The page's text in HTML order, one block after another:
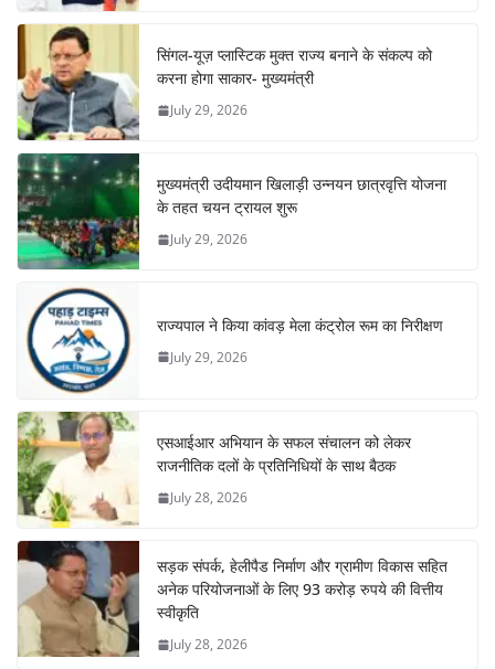
सिंगल-यूज़ प्लास्टिक मुक्त राज्य बनाने के संकल्प को
करना होगा साकार- मुख्यमंत्री
July 29, 2026
मुख्यमंत्री उदीयमान खिलाड़ी उन्नयन छात्रवृत्ति योजना
के तहत चयन ट्रायल शुरू
July 29, 2026
राज्यपाल ने किया कांवड़ मेला कंट्रोल रूम का निरीक्षण
July 29, 2026
एसआईआर अभियान के सफल संचालन को लेकर
राजनीतिक दलों के प्रतिनिधियों के साथ बैठक
July 28, 2026
सड़क संपर्क, हेलीपैड निर्माण और ग्रामीण विकास सहित
अनेक परियोजनाओं के लिए 93 करोड़ रुपये की वित्तीय
स्वीकृति
July 28, 2026